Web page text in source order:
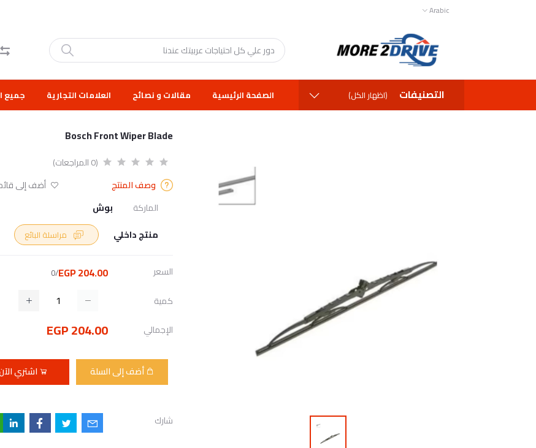
Arabic
التصنيفات (اظهار الكل) الصفحة الرئيسية مقالات و نصائح العلامات التجارية جميع
Bosch Front Wiper Blade
(0 المراجعات)
وصف المنتج
أضف إلى
الماركة
بوش
منتج داخلي
السعر 204.00 EGP
/0
كمية
الإجمالي
204.00 EGP
أضف إلى السلة اشتري
شارك